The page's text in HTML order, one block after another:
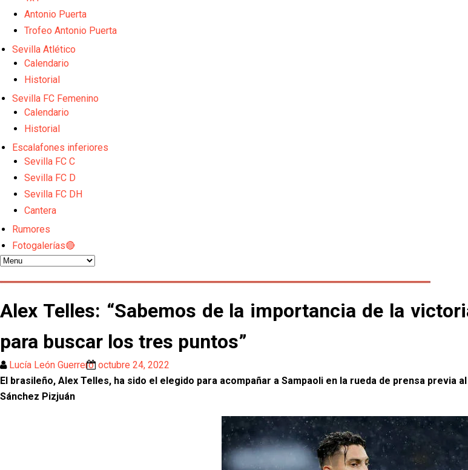
Análisis I Quién es y cómo juega Fran González
Miguel Sierra: La temporada pasada se vio reflejado que podemos tirar para delante y
OFICIAL | Juanlu se marcha al Bournemouth
Antonio Puerta
Trofeo Antonio Puerta
Sevilla Atlético
Calendario
Historial
Sevilla FC Femenino
Calendario
Historial
Escalafones inferiores
Sevilla FC C
Sevilla FC D
Sevilla FC DH
Cantera
Rumores
Fotogalerías🔴
Alex Telles: “Sabemos de la importancia de la
para buscar los tres puntos”
Lucía León Guerrero octubre 24, 2022
El brasileño, Alex Telles, ha sido el elegido para acompañar a Sampaoli en la rueda de prensa previa
Sánchez Pizjuán